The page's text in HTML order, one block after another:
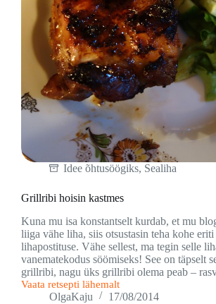
Idee õhtusöögiks, Sealiha
Grillribi hoisin kastmes
Kuna mu isa konstantselt kurdab, et mu
liiga vähe liha, siis otsustasin teha kohe
lihapostituse. Vähe sellest, ma tegin selle
vanematekodus söömiseks! See on täpselt
grillribi, nagu üks grillribi olema peab –
Vaata retsepti lähemalt
Grillribi
OlgaKaju 17/08/2014